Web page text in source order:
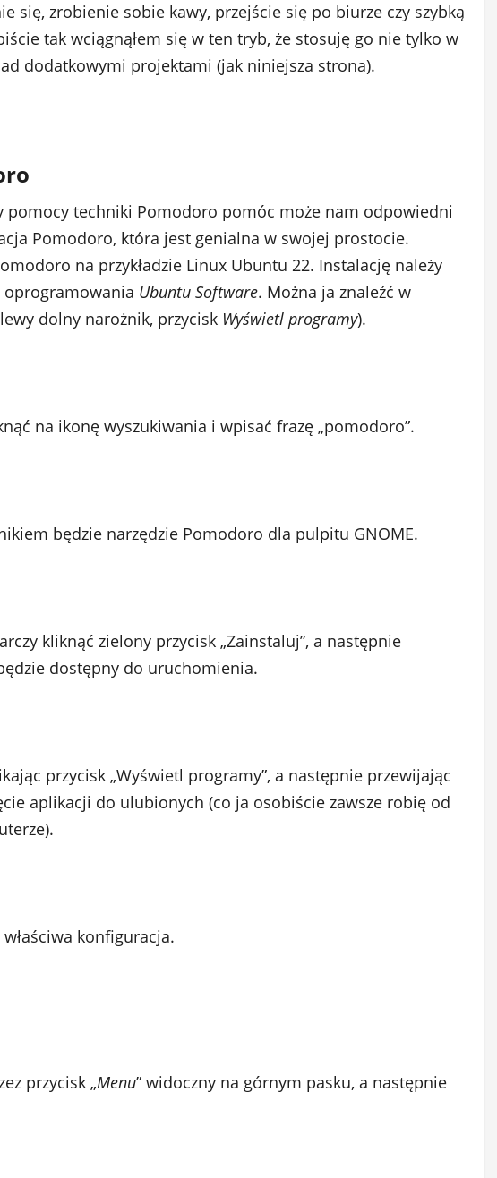
się, zrobienie sobie kawy, przejście się po biurze czy szybką
tak wciągnąłem się w ten tryb, że stosuję go nie tylko w
dodatkowymi projektami (jak niniejsza strona).
pomocy techniki Pomodoro pomóc może nam odpowiedni
Pomodoro, która jest genialna w swojej prostocie.
na przykładzie Linux Ubuntu 22. Instalację należy
Ubuntu Software. Można ja znaleźć w
dolny narożnik, przycisk Wyświetl programy).
na ikonę wyszukiwania i wpisać frazę „pomodoro”.
będzie narzędzie Pomodoro dla pulpitu GNOME.
kliknąć zielony przycisk „Zainstaluj”, a następnie
dostępny do uruchomienia.
przycisk „Wyświetl programy”, a następnie przewijając
aplikacji do ulubionych (co ja osobiście zawsze robię od
konfiguracja.
przycisk „Menu” widoczny na górnym pasku, a następnie